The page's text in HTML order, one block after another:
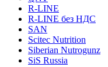
R-LINE
R-LINE без НДС
SAN
Scitec Nutrition
Siberian Nutrogunz
SiS Russia